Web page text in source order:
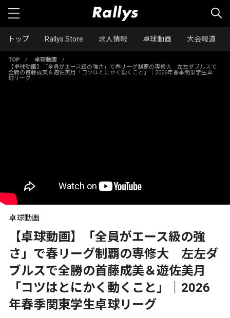
トップ Rallys Store 求人情報 卓球動画 大会報道
TOP / 卓球動画
/
【卓球動画】「全員がエース級の強さ」で春リーグ制覇の専修大 左左ダブルスで
全勝の首藤成美＆遊佐美月「コツはとにかく動くこと」｜2026年春季関東学生卓
球リーグ
卓球動画
【卓球動画】「全員がエース級の強
さ」で春リーグ制覇の専修大 左左ダ
ブルスで全勝の首藤成美＆遊佐美月
「コツはとにかく動くこと」｜2026
年春季関東学生卓球リーグ